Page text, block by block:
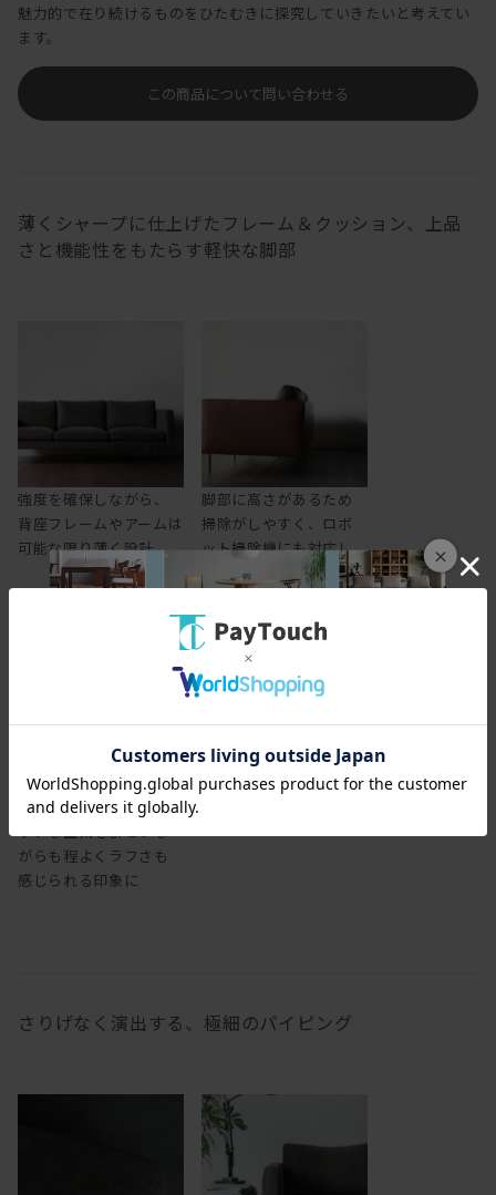
×
この商品について問い合わせる
魅力的で在り続けるものをひたむきに探究していきたいと考えてい
ます。
薄くシャープに仕上げたフレーム＆クッション、上品
さと機能性をもたらす軽快な脚部
強度を確保しながら、
背座フレームやアームは
可能な限り薄く設計
脚部に高さがあるため
掃除がしやすく、ロボ
ット掃除機にも対応し
ます
レザーで張り込むと、シ
ックな空気をまといな
がらも程よくラフさも
感じられる印象に
さりげなく演出する、極細のパイピング